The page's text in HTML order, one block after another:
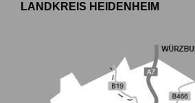
LANDKREIS HEIDENHEIM